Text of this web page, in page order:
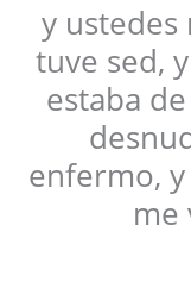
y
tuve sed,
estaba
enfermo,
me